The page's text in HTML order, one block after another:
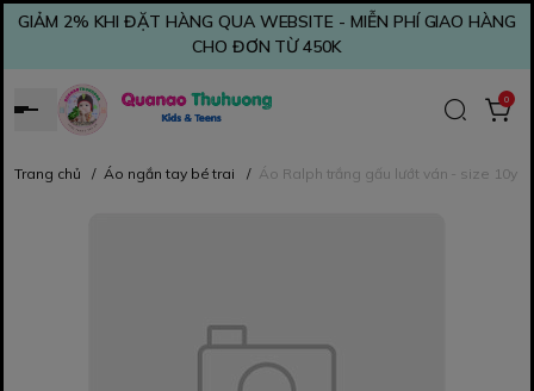
GIẢM 2% KHI ĐẶT HÀNG QUA WEBSITE - MIỄN PHÍ GIAO HÀNG
CHO ĐƠN TỪ 450K
0
Trang chủ / Áo ngắn tay bé trai / Áo Ralph trắng gấu lướt ván - size 10y